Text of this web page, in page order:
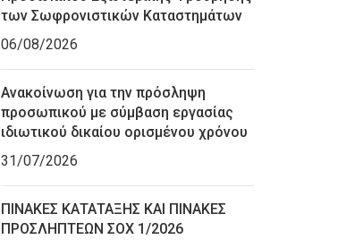
των Σωφρονιστικών Καταστημάτων
06/08/2026
Ανακοίνωση για την πρόσληψη
προσωπικού με σύμβαση εργασίας
ιδιωτικού δικαίου ορισμένου χρόνου
31/07/2026
ΠΙΝΑΚΕΣ ΚΑΤΑΤΑΞΗΣ ΚΑΙ ΠΙΝΑΚΕΣ
ΠΡΟΣΛΗΠΤΕΩΝ ΣΟΧ 1/2026